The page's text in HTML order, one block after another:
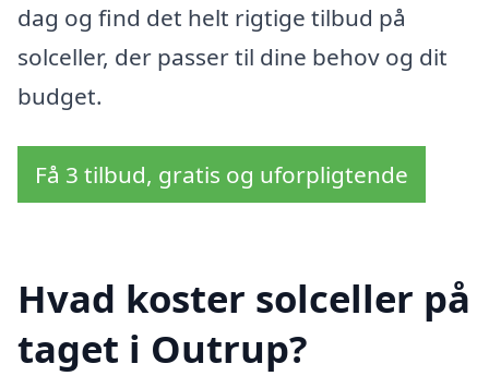
dag og find det helt rigtige tilbud på
solceller, der passer til dine behov og dit
budget.
Få 3 tilbud, gratis og uforpligtende
Hvad koster solceller på
taget i Outrup?